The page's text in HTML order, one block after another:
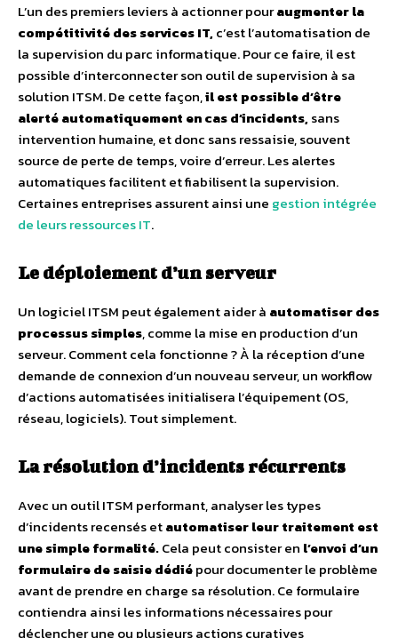
L’un des premiers leviers à actionner pouraugmenter la
compétitivité des services IT,c’est l’automatisation de
la supervision du parc informatique. Pour ce faire, il est
possible d’interconnecter son outil de supervision à sa
solution ITSM. De cette façon,il est possible d’être
alerté automatiquement en cas d’incidents,sans
intervention humaine, et donc sans ressaisie, souvent
source de perte de temps, voire d’erreur. Les alertes
automatiques facilitent et fiabilisent la supervision.
Certaines entreprises assurent ainsi une gestion intégrée
de leurs ressources IT.
Le déploiement d’un serveur
Un logiciel ITSM peut également aider à automatiser des
processus simples, comme la mise en production d’un
serveur. Comment cela fonctionne ? À la réception d’une
demande de connexion d’un nouveau serveur, un workflow
d’actions automatisées initialisera l’équipement (OS,
réseau, logiciels). Tout simplement.
La résolution d’incidents récurrents
Avec un outil ITSM performant, analyser les types
d’incidents recensés etautomatiser leur traitement est
une simple formalité.Cela peut consister en l’envoi d’un
formulaire de saisie dédiépour documenter le problème
avant de prendre en charge sa résolution. Ce formulaire
contiendra ainsi les informations nécessaires pour
déclencher une ou plusieurs actions curatives